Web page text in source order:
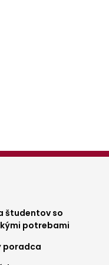
študentov so
potrebami
poradca